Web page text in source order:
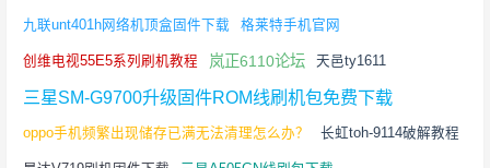
九联unt401h网络机顶盒固件下载 格莱特手机官网
创维电视55E5系列刷机教程 岚正6110论坛 天邑ty1611
三星SM-G9700升级固件ROM线刷机包免费下载
oppo手机频繁出现储存已满无法清理怎么办？ 长虹toh-9114破解教程